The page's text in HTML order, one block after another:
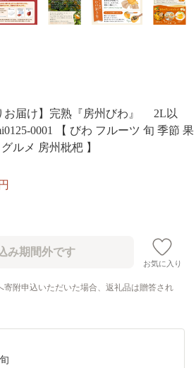
お届け】完熟『房州びわ』 2L以
0001 【 びわ フルーツ 旬 季節 果
ルメ 房州枇杷 】
円
お気に入り
寄附申込いただいた場合、返礼品は贈答され